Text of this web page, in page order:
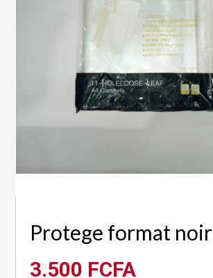
Protege format noir
3.500 FCFA